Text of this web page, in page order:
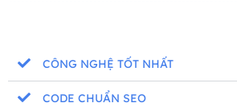
CÔNG NGHỆ TỐT NHẤT
CODE CHUẨN SEO